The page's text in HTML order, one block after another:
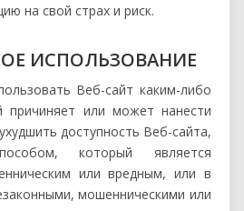
на свой страх и риск.
ИСПОЛЬЗОВАНИЕ
Веб-сайт каким-либо
причиняет или может нанести
доступность Веб-сайта,
который является
или вредным, или в
мошенническими или